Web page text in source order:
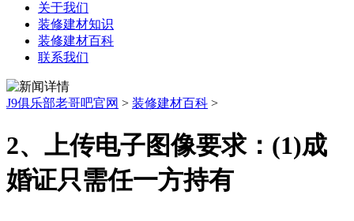
关于我们
装修建材知识
装修建材百科
联系我们
J9俱乐部老哥吧官网 > 装修建材百科 >
2、上传电子图像要求：(1)成
婚证只需任一方持有